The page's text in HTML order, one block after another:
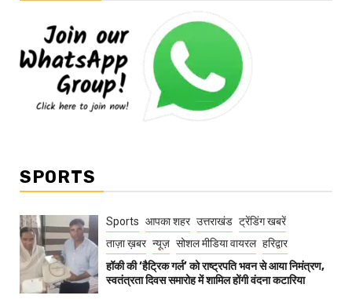
SPORTS
Sports आपका शहर उत्तराखंड ट्रेंडिंग खबरें
ताज़ा ख़बर न्यूज़ सोशल मीडिया वायरल हरिद्वार
हॉकी की ‘हैट्रिक गर्ल’ को राष्ट्रपति भवन से आया निमंत्रण,
स्वतंत्रता दिवस समारोह में शामिल होंगी वंदना कटारिया